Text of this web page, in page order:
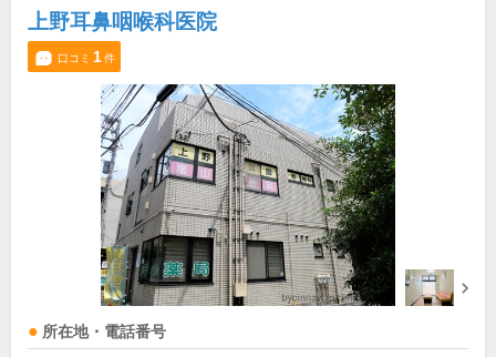
上野耳鼻咽喉科医院
口コミ 1件
所在地・電話番号